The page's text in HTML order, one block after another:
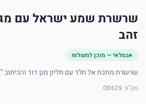
שרשרת שמע ישראל עם
זהב
במלאי — מוכן למשלוח
שרשרת מתכת אל חלד עם תליון מגן דוד
מק"ט:
OE629